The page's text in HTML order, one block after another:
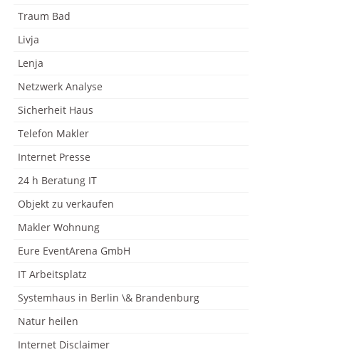
Traum Bad
Livja
Lenja
Netzwerk Analyse
Sicherheit Haus
Telefon Makler
Internet Presse
24 h Beratung IT
Objekt zu verkaufen
Makler Wohnung
Eure EventArena GmbH
IT Arbeitsplatz
Systemhaus in Berlin \& Brandenburg
Natur heilen
Internet Disclaimer